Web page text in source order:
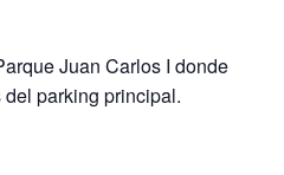
Juan Carlos I donde
parking principal.